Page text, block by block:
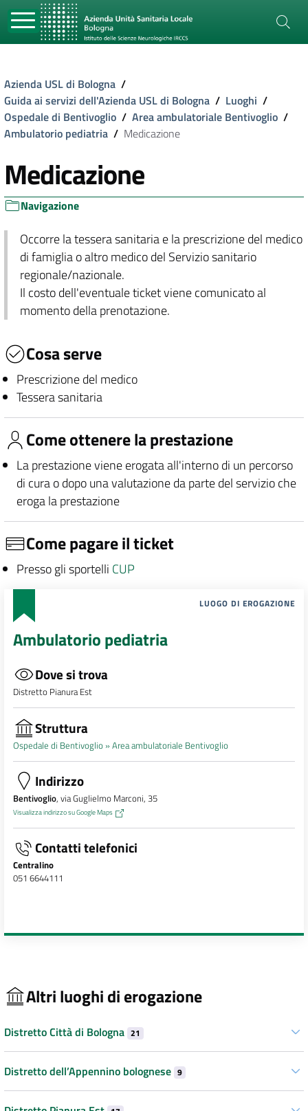
Azienda USL di Bologna /
Guida ai servizi dell'Azienda USL di Bologna / Luoghi /
Ospedale di Bentivoglio / Area ambulatoriale Bentivoglio /
Ambulatorio pediatria / Medicazione
Medicazione
Navigazione
Occorre la tessera sanitaria e la prescrizione del medico
di famiglia o altro medico del Servizio sanitario
regionale/nazionale.
Il costo dell'eventuale ticket viene comunicato al
momento della prenotazione.
Cosa serve
Prescrizione del medico
Tessera sanitaria
Come ottenere la prestazione
La prestazione viene erogata all'interno di un percorso
di cura o dopo una valutazione da parte del servizio che
eroga la prestazione
Come pagare il ticket
Presso gli sportelli CUP
LUOGO DI EROGAZIONE
Ambulatorio pediatria
Dove si trova
Distretto Pianura Est
Struttura
Ospedale di Bentivoglio »Area ambulatoriale Bentivoglio
Indirizzo
Bentivoglio, via Guglielmo Marconi, 35
Visualizza indirizzo su Google Maps
Contatti telefonici
Centralino
051 6644111
Altri luoghi di erogazione
Distretto Città di Bologna 21
Distretto dell’Appennino bolognese 9